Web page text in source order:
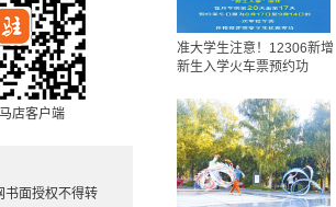
店客户端
书面授权不得转
准大学生注意！12306新增
新生入学火车票预约功